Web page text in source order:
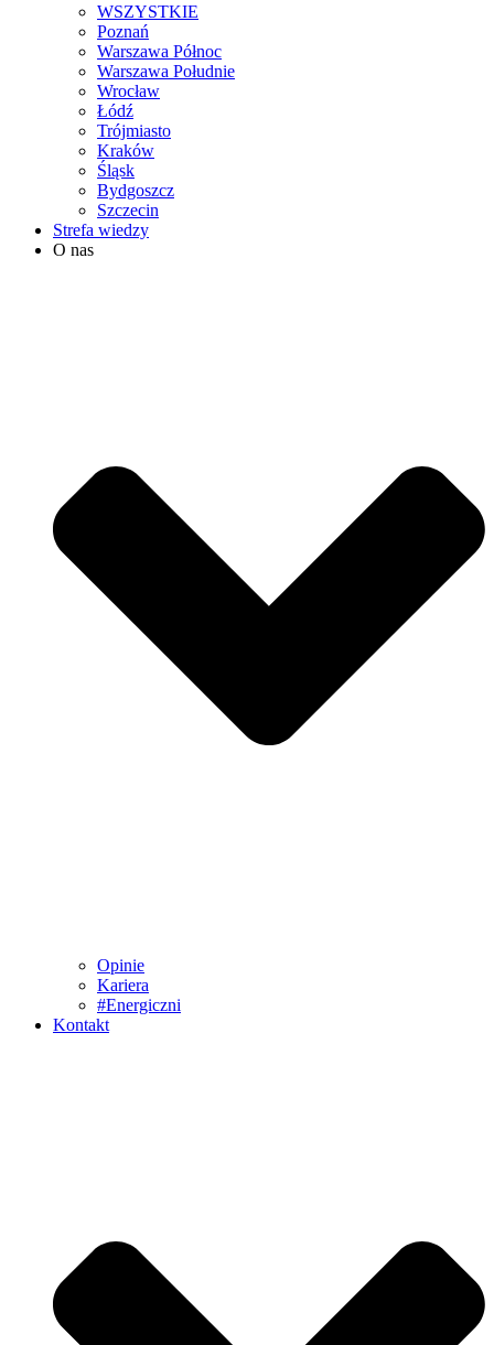
WSZYSTKIE
Poznań
Warszawa Północ
Warszawa Południe
Wrocław
Łódź
Trójmiasto
Kraków
Śląsk
Bydgoszcz
Szczecin
Strefa wiedzy
O nas
Opinie
Kariera
#Energiczni
Kontakt